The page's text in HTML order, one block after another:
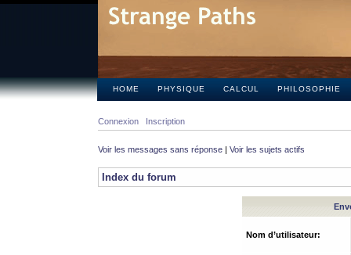
HOME PHYSIQUE CALCUL PHILOSOPHIE
Connexion Inscription
Voir les messages sans réponse | Voir les sujets actifs
Index du forum
Nom d’utilisateur: